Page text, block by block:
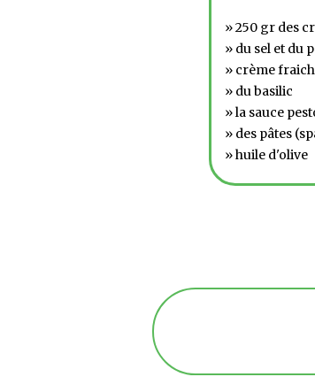
» 250 gr des
» du sel et du
» crème
» du basilic
» la sauce
» des pâtes
» huile d'olive